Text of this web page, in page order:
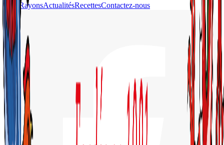
Nos RayonsActualitésRecettesContactez-nous